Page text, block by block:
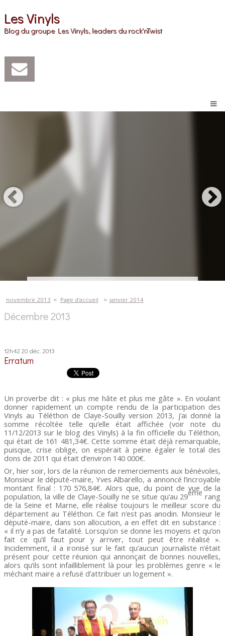
Les Vinyls
Blog du groupe Les Vinyls, leaders du rock'nTwist
novembre 2013 Page d'accueil janvier 2014
Décembre 2013
12h42 20 déc. 2013
Erratum
Un proverbe dit : « plus me hâte et plus me gâte ». En voulant
donner rapidement un compte rendu de la participation des
Vinyls au Téléthon de Claye-Souilly version 2013, j’ai donné la
somme récoltée telle qu’elle était affichée (voir note du
11/12/2013 sur le blog des Vinyls) à la fin officielle du Téléthon,
qui était de 161 481,34€. Cette somme était déjà remarquable,
puisque, crise oblige, on espérait à peine égaler le total des
dons de 2011 qui était d’environ 140 000€.
Or, hier soir, lors de la réunion de remerciements aux bénévoles,
Monsieur le député-maire, Yves Albarello, a annoncé l’incroyable
montant final : 170 576,84€. Alors que, du point de vue de la
population, la ville de Claye-Souilly ne se situe qu’au 29ème rang
de la Seine et Marne, elle réalise toujours le meilleur score du
département au Téléthon. Ce fait n’est pas anodin. Monsieur le
député-maire, dans son allocution, a en effet dit en substance :
« il n’y a pas de fatalité. Lorsqu’on se donne les moyens et qu’on
fait ce qu’il faut pour y arriver, tout peut être réalisé ».
Incidemment, il a ironisé sur le fait qu’aucun journaliste n’était
présent pour cette réunion qui annonçait de bonnes nouvelles,
alors qu’ils sont infailliblement là pour les problèmes genre « le
méchant maire a refusé d’attribuer un logement ».